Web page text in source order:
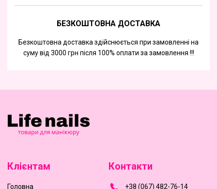
БЕЗКОШТОВНА ДОСТАВКА
Безкоштовна доставка здійснюється при замовленні на
суму від 3000 грн після 100% оплати за замовлення !!!
Клієнтам
Головна
Контакти
+38 (067) 482-76-14